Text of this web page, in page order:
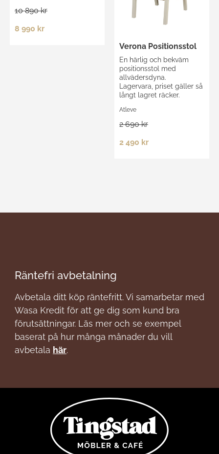
10 890 kr
8 990 kr
Verona Positionsstol
En härlig och bekväm
positionsstol med
allvädersdyna.
Lagervara, priset gäller så
långt lagret räcker.
Atleve
2 690 kr
2 490 kr
Räntefri avbetalning
Avbetala ditt köp räntefritt. Vi samarbetar med
Wasa Kredit för att ge dig som kund bra
förutsättningar. Läs mer och se exempel
baserat på hur många månader du vill
avbetala här.